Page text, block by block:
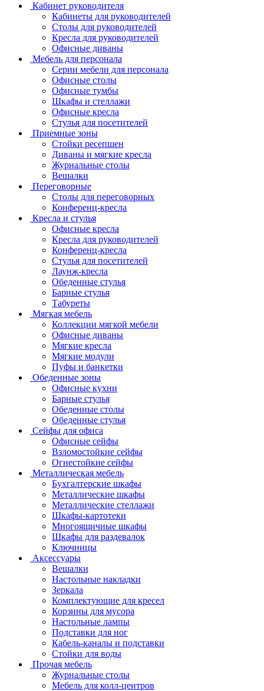
Кабинет руководителя
Кабинеты для руководителей
Столы для руководителей
Кресла для руководителей
Офисные диваны
Мебель для персонала
Серии мебели для персонала
Офисные столы
Офисные тумбы
Шкафы и стеллажи
Офисные кресла
Стулья для посетителей
Приемные зоны
Стойки ресепшен
Диваны и мягкие кресла
Журнальные столы
Вешалки
Переговорные
Столы для переговорных
Конференц-кресла
Кресла и стулья
Офисные кресла
Кресла для руководителей
Конференц-кресла
Стулья для посетителей
Лаунж-кресла
Обеденные стулья
Барные стулья
Табуреты
Мягкая мебель
Коллекции мягкой мебели
Офисные диваны
Мягкие кресла
Мягкие модули
Пуфы и банкетки
Обеденные зоны
Офисные кухни
Барные стулья
Обеденные столы
Обеденные стулья
Сейфы для офиса
Офисные сейфы
Взломостойкие сейфы
Огнестойкие сейфы
Металлическая мебель
Бухгалтерские шкафы
Металлические шкафы
Металлические стеллажи
Шкафы-картотеки
Многоящичные шкафы
Шкафы для раздевалок
Ключницы
Аксессуары
Вешалки
Настольные накладки
Зеркала
Комплектующие для кресел
Корзины для мусора
Настольные лампы
Подставки для ног
Кабель-каналы и подставки
Стойки для воды
Прочая мебель
Журнальные столы
Мебель для колл-центров